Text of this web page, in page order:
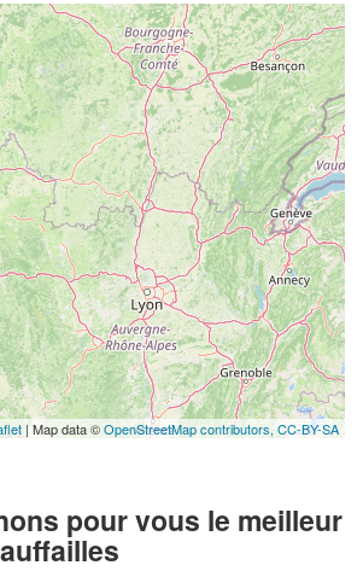
| Map data ©OpenStreetMap contributors, CC-BY-SA
pour vous le meilleur